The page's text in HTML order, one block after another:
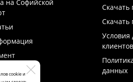
cookie и
на Софийской
Скачать
Скачать
Условия
клиентов
данных